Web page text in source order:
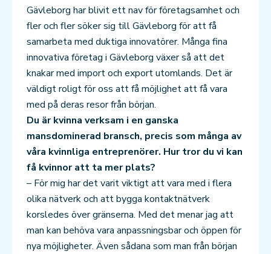
Gävleborg har blivit ett nav för företagsamhet och
fler och fler söker sig till Gävleborg för att få
samarbeta med duktiga innovatörer. Många fina
innovativa företag i Gävleborg växer så att det
knakar med import och export utomlands. Det är
väldigt roligt för oss att få möjlighet att få vara
med på deras resor från början.
Du är kvinna verksam i en ganska
mansdominerad bransch, precis som många av
våra kvinnliga entreprenörer. Hur tror du vi kan
få kvinnor att ta mer plats?
– För mig har det varit viktigt att vara med i flera
olika nätverk och att bygga kontaktnätverk
korsledes över gränserna. Med det menar jag att
man kan behöva vara anpassningsbar och öppen för
nya möjligheter. Även sådana som man från början